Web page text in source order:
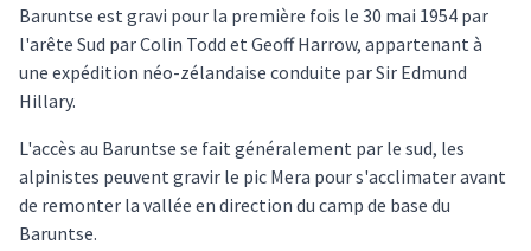
Baruntse est gravi pour la première fois le 30 mai 1954 par
l'arête Sud par Colin Todd et Geoff Harrow, appartenant à
une expédition néo-zélandaise conduite par Sir Edmund
Hillary.
L'accès au Baruntse se fait généralement par le sud, les
alpinistes peuvent gravir le pic Mera pour s'acclimater avant
de remonter la vallée en direction du camp de base du
Baruntse.